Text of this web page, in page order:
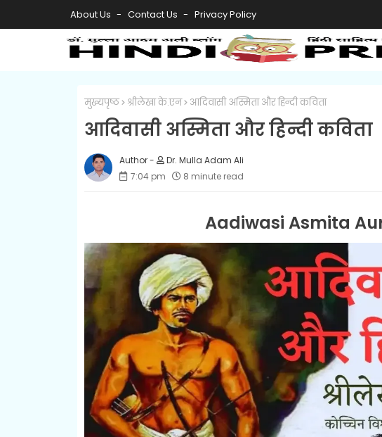
About Us Contact Us Privacy Policy
मुख्यपृष्ठ श्रीलेखा के.एन आदिवासी अस्मिता और हिन्दी कविता
आदिवासी अस्मिता और हिन्दी कविता
Dr. Mulla Adam Ali
7:04 pm
8 minute read
Aadiwasi Asmita